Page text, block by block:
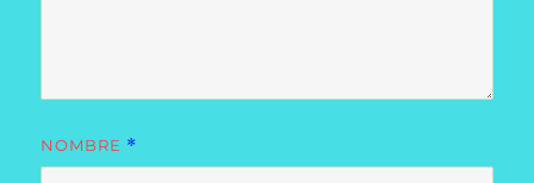
NOMBRE *